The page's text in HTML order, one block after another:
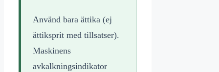
Använd bara ättika (ej
ättiksprit med tillsatser).
Maskinens
avkalkningsindikator